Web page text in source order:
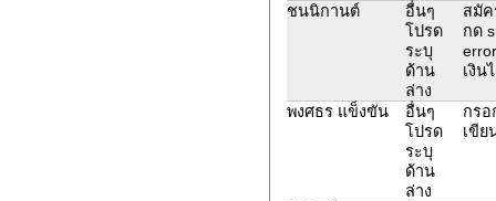
ชนนิกานต์
อื่นๆ
โปรด
ระบุ
ด้าน
ล่าง
สมัค
กด
เงิน
พงศธร แข็งขัน
อื่นๆ
โปรด
ระบุ
ด้าน
ล่าง
กร
เขีย